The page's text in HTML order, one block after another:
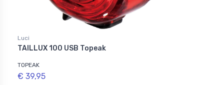
Luci
TAILLUX 100 USB Topeak
TOPEAK
€ 39,95